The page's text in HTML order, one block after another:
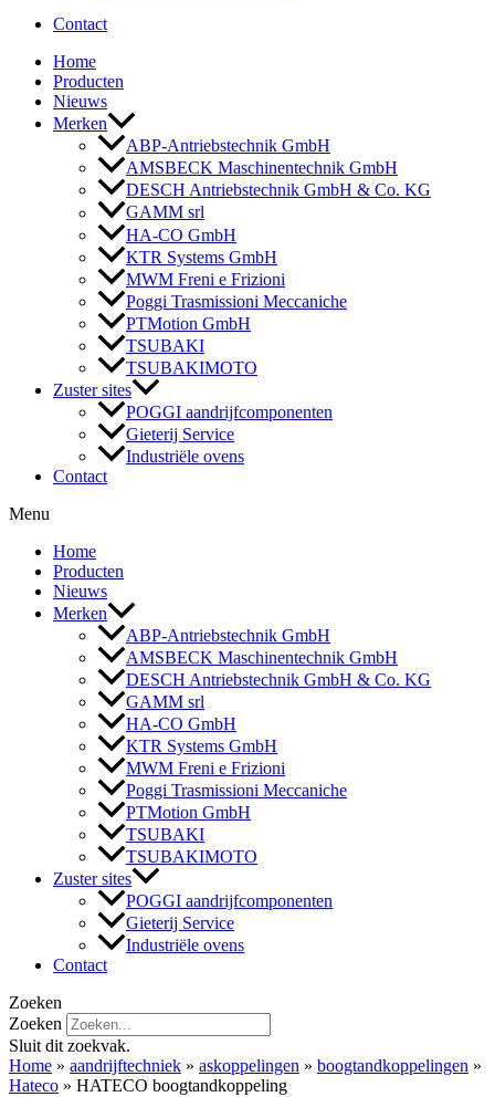
Contact
Home
Producten
Nieuws
Merken
ABP-Antriebstechnik GmbH
AMSBECK Maschinentechnik GmbH
DESCH Antriebstechnik GmbH & Co. KG
GAMM srl
HA-CO GmbH
KTR Systems GmbH
MWM Freni e Frizioni
Poggi Trasmissioni Meccaniche
PTMotion GmbH
TSUBAKI
TSUBAKIMOTO
Zuster sites
POGGI aandrijfcomponenten
Gieterij Service
Industriële ovens
Contact
Menu
Home
Producten
Nieuws
Merken
ABP-Antriebstechnik GmbH
AMSBECK Maschinentechnik GmbH
DESCH Antriebstechnik GmbH & Co. KG
GAMM srl
HA-CO GmbH
KTR Systems GmbH
MWM Freni e Frizioni
Poggi Trasmissioni Meccaniche
PTMotion GmbH
TSUBAKI
TSUBAKIMOTO
Zuster sites
POGGI aandrijfcomponenten
Gieterij Service
Industriële ovens
Contact
Zoeken
Zoeken
Sluit dit zoekvak.
Home » aandrijftechniek » askoppelingen » boogtandkoppelingen »
Hateco » HATECO boogtandkoppeling